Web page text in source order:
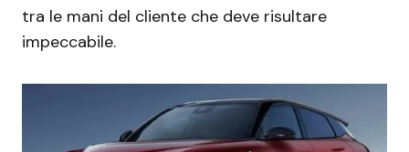
tra le mani del cliente che deve risultare
impeccabile.